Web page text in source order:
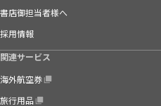
書店御担当者様へ
採用情報
関連サービス
海外航空券
旅行用品